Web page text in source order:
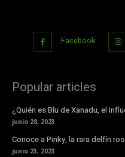
Facebook
Popular articles
¿Quién es Blu de Xanadu, el
junio 28, 2023
Conoce a Pinky, la rara delfín
junio 23, 2023